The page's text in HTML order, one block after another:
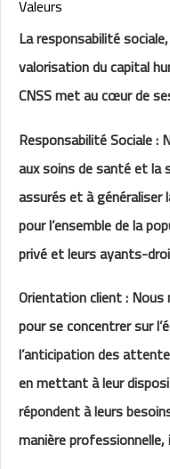
Valeurs
La responsabilité
valorisation du capital
CNSS met au cœur de
Responsabilité Sociale :
aux soins de santé et la
assurés et à généraliser
pour l’ensemble de la
privé et leurs ayants-
Orientation client :
pour se concentrer sur
l’anticipation des
en mettant à leur
répondent à leurs
manière